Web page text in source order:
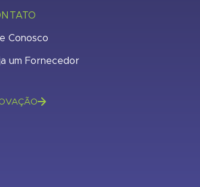
Conosco
um Fornecedor